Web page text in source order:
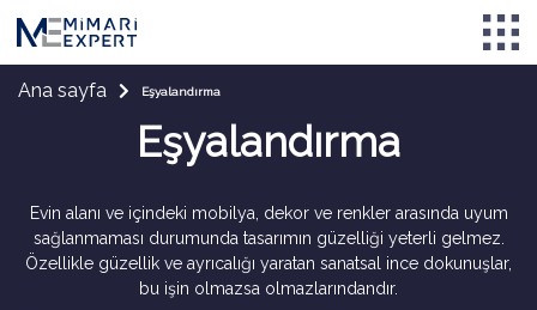
Ana sayfa Eşyalandırma
Eşyalandırma
Evin alanı ve içindeki mobilya, dekor ve renkler arasında uyum
sağlanmaması durumunda tasarımın güzelliği yeterli gelmez.
Özellikle güzellik ve ayrıcalığı yaratan sanatsal ince dokunuşlar,
bu işin olmazsa olmazlarındandır.